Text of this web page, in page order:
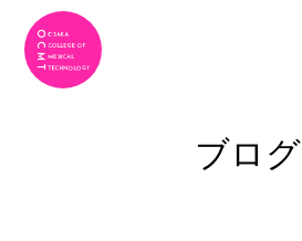
ブログ